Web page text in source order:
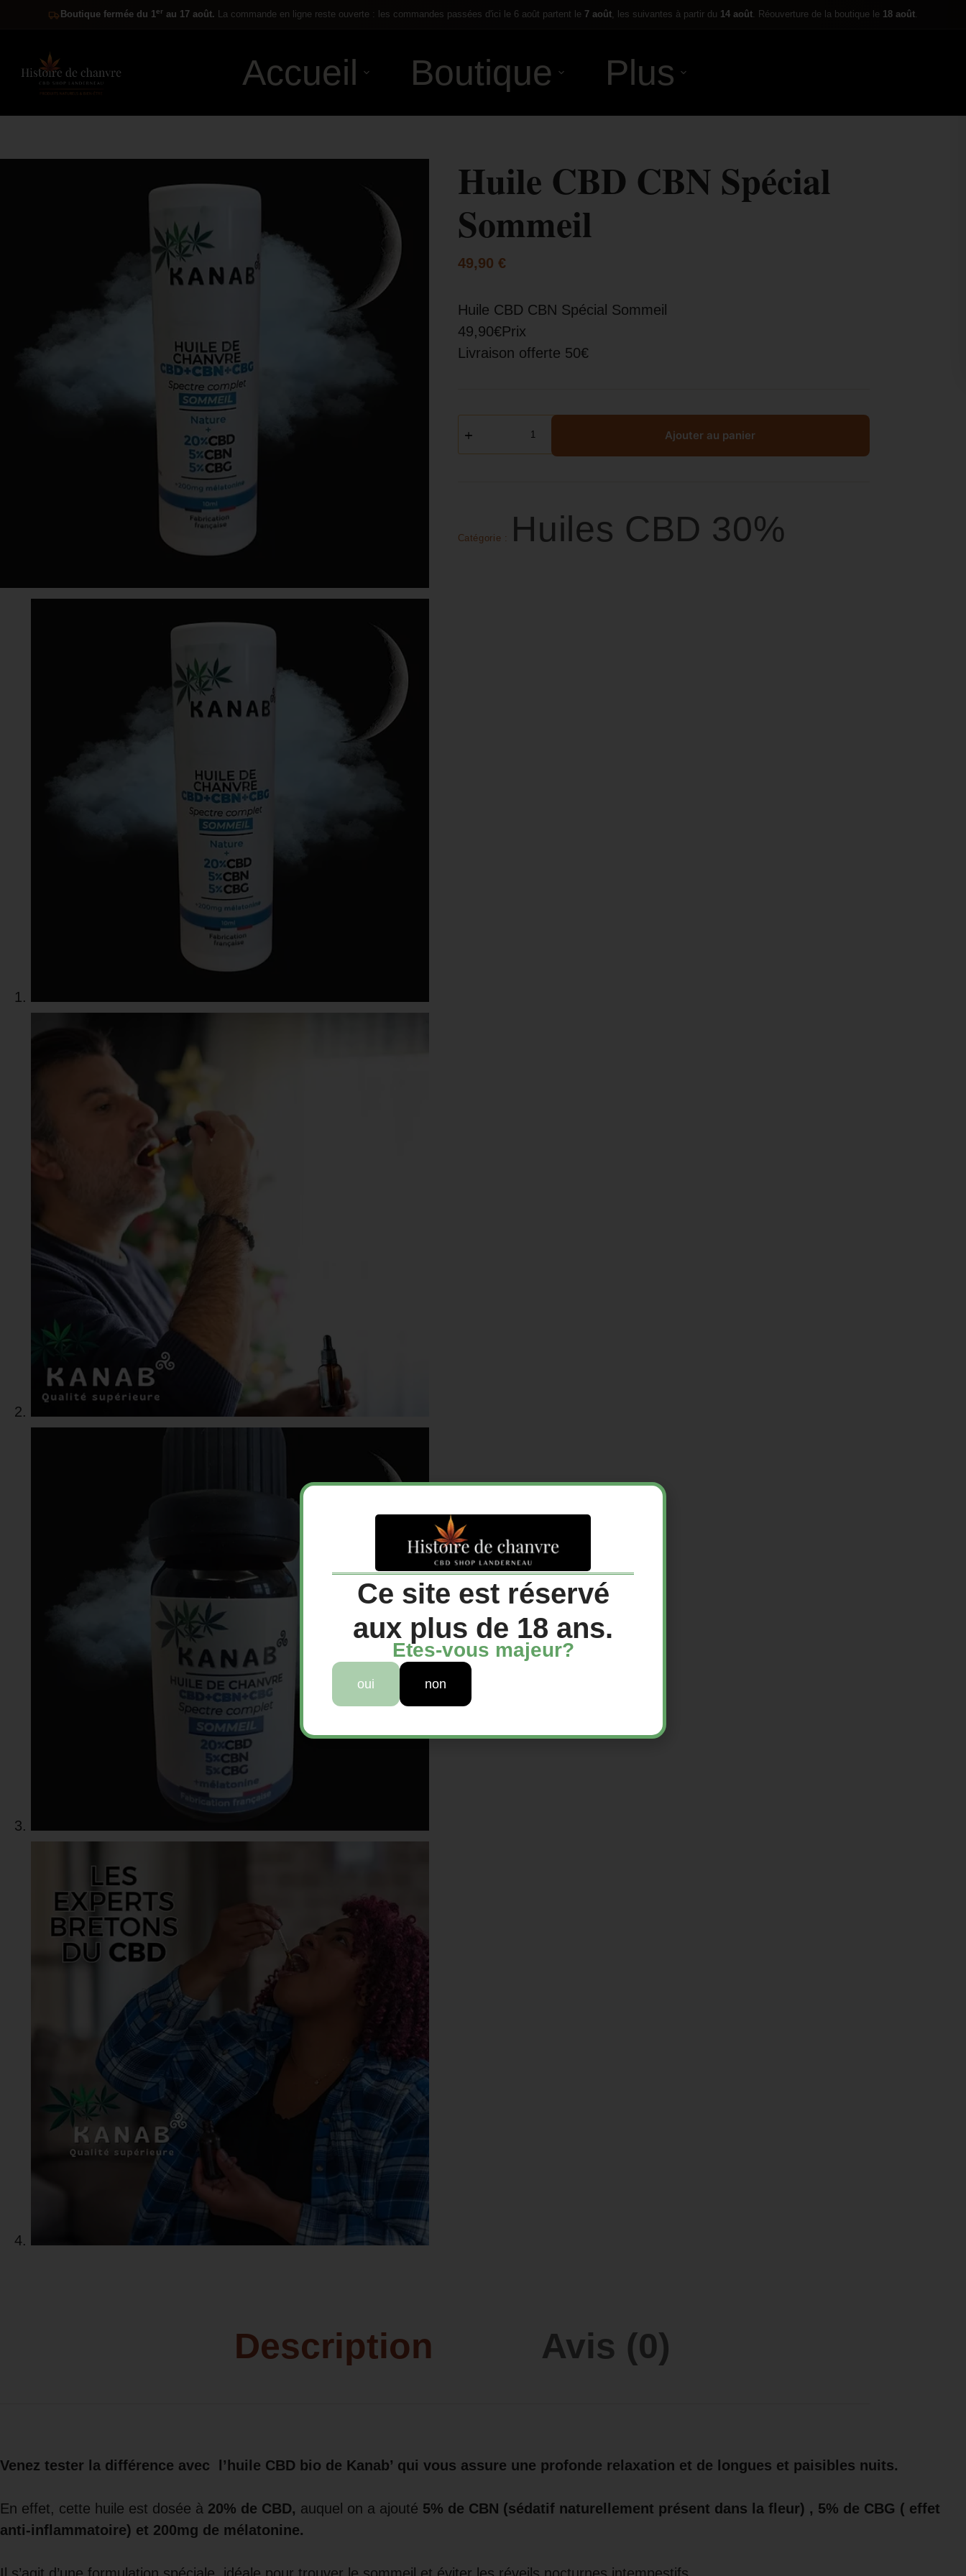
Boutique fermée du 1er au 17 août. La commande en ligne reste ouverte : les commandes passées d'ici le 6 août partent le 7 août, les suivantes à partir du 14 août. Réouverture de la boutique le 18 août.
Accueil Boutique Plus
Huile CBD CBN Spécial
Sommeil
49,90 €
Huile CBD CBN Spécial Sommeil
49,90€Prix
Livraison offerte 50€
Ajouter au panier
Catégorie : Huiles CBD 30%
Description Avis (0)
Venez tester la différence avec l’huile CBD bio de Kanab’ qui vous assure une profonde relaxation et de longues et paisibles nuits.
En effet, cette huile est dosée à 20% de CBD, auquel on a ajouté 5% de CBN (sédatif naturellement présent dans la fleur) , 5% de CBG ( effet
anti-inflammatoire) et 200mg de mélatonine.
Ce site est réservé
aux plus de 18 ans.
Etes-vous majeur?
oui non